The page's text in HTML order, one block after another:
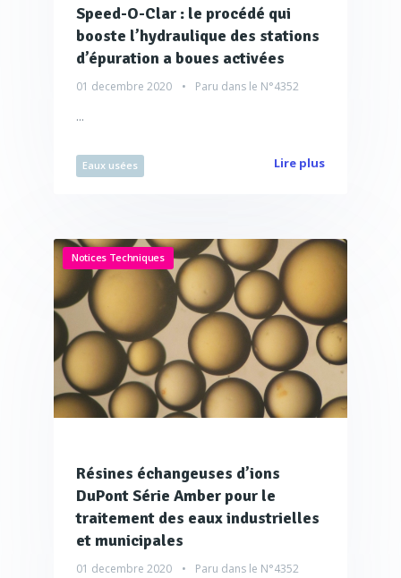
Speed-O-Clar : le procédé qui
booste l’hydraulique des stations
d’épuration a boues activées
01 decembre 2020 Paru dans le N°4352
...
Eaux usées Lire plus
Notices Techniques
Résines échangeuses d’ions
DuPont Série Amber pour le
traitement des eaux industrielles
et municipales
01 decembre 2020 Paru dans le N°4352